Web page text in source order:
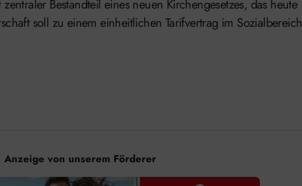
Bestandteil eines neuen Kirchengesetzes, das heute
soll zu einem einheitlichen Tarifvertrag im Sozialbereich
Anzeige von unserem Förderer